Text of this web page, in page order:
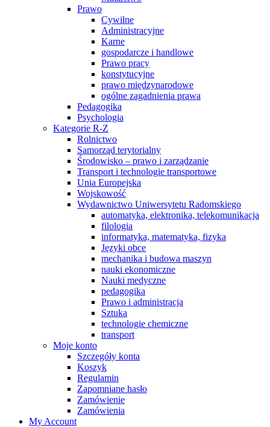
Prawo
Cywilne
Administracyjne
Karne
gospodarcze i handlowe
Prawo pracy
konstytucyjne
prawo międzynarodowe
ogólne zagadnienia prawa
Pedagogika
Psychologia
Kategorie R-Z
Rolnictwo
Samorząd terytorialny
Środowisko – prawo i zarządzanie
Transport i technologie transportowe
Unia Europejska
Wojskowość
Wydawnictwo Uniwersytetu Radomskiego
automatyka, elektronika, telekomunikacja
filologia
informatyka, matematyka, fizyka
Języki obce
mechanika i budowa maszyn
nauki ekonomiczne
Nauki medyczne
pedagogika
Prawo i administracja
Sztuka
technologie chemiczne
transport
Moje konto
Szczegóły konta
Koszyk
Regulamin
Zapomniane hasło
Zamówienie
Zamówienia
My Account